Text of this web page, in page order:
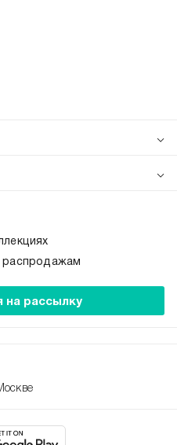
распродажам
на рассылку